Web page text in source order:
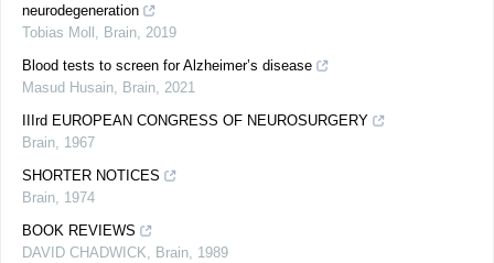
neurodegeneration
Tobias Moll , Brain, 2019
Blood tests to screen for Alzheimer’s disease
Masud Husain, Brain, 2021
IIIrd EUROPEAN CONGRESS OF NEUROSURGERY
Brain, 1967
SHORTER NOTICES
Brain, 1974
BOOK REVIEWS
DAVID CHADWICK, Brain, 1989